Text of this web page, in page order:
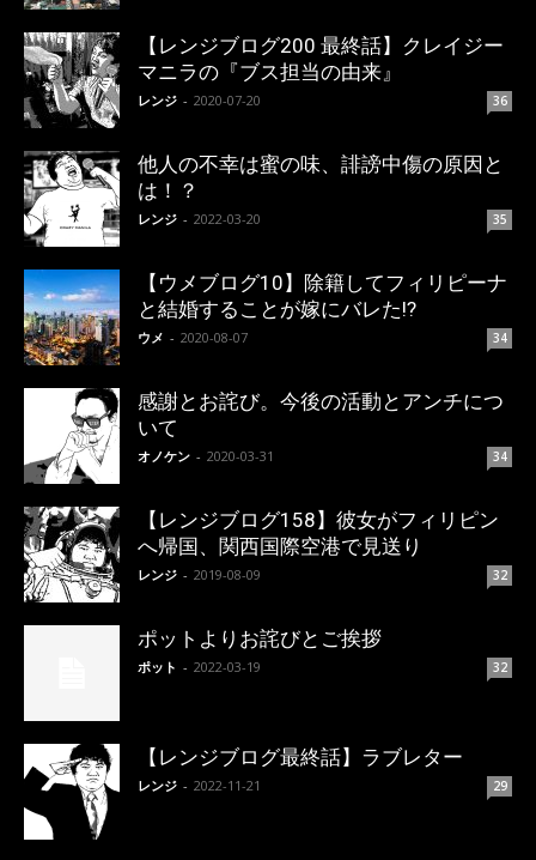
【レンジブログ200 最終話】クレイジー
マニラの『ブス担当の由来』
レンジ - 2020-07-20 36
他人の不幸は蜜の味、誹謗中傷の原因と
は！？
レンジ - 2022-03-20 35
【ウメブログ10】除籍してフィリピーナ
と結婚することが嫁にバレた!?
ウメ - 2020-08-07 34
感謝とお詫び。今後の活動とアンチにつ
いて
オノケン - 2020-03-31 34
【レンジブログ158】彼女がフィリピン
へ帰国、関西国際空港で見送り
レンジ - 2019-08-09 32
ポットよりお詫びとご挨拶
ポット - 2022-03-19 32
【レンジブログ最終話】ラブレター
レンジ - 2022-11-21 29